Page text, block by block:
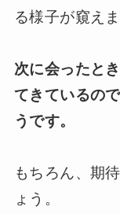
る様子が窺えま
次に会ったと
てきているの
うです。
もちろん、期
ょう。